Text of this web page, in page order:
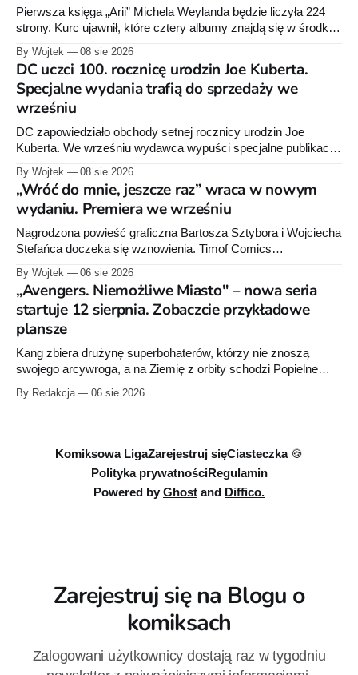
Pierwsza księga „Arii” Michela Weylanda będzie liczyła 224
strony. Kurc ujawnił, które cztery albumy znajdą się w środku i
zapowiedział około 30 stron dodatków.
By Wojtek 08 sie 2026
DC uczci 100. rocznicę urodzin Joe Kuberta.
Specjalne wydania trafią do sprzedaży we
wrześniu
DC zapowiedziało obchody setnej rocznicy urodzin Joe
Kuberta. We wrześniu wydawca wypuści specjalne publikacje
poświęcone twórcy „Sgt. Rocka”, z których dwie trafią do
sprzedaży niemal dokładnie w dniu jego urodzin.
By Wojtek 08 sie 2026
„Wróć do mnie, jeszcze raz” wraca w nowym
wydaniu. Premiera we wrześniu
Nagrodzona powieść graficzna Bartosza Sztybora i Wojciecha
Stefańca doczeka się wznowienia. Timof Comics
przygotowuje nową edycję albumu „Wróć do mnie, jeszcze
raz”, którego pierwsze wydanie ukazało się w 2015 roku.
By Wojtek 06 sie 2026
„Avengers. Niemożliwe Miasto" – nowa seria
startuje 12 sierpnia. Zobaczcie przykładowe
plansze
Kang zbiera drużynę superbohaterów, którzy nie znoszą
swojego arcywroga, a na Ziemię z orbity schodzi Popielne
Przymierze z królem Arturem na czele. Pierwszy tom nowej
serii Avengers autorstwa Jeda MacKaya trafia do sklepów 12
By Redakcja 06 sie 2026
Komiksowa LigaZarejestruj sięCiasteczka 🍪
Polityka prywatnościRegulamin
Powered by Ghost and Diffico.
Zarejestruj się na Blogu o
komiksach
Zalogowani użytkownicy dostają raz w tygodniu